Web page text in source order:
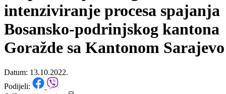
Potpisan ključni ugovor za
intenziviranje procesa spajanja
Bosansko-podrinjskog kantona
Goražde sa Kantonom Sarajevo